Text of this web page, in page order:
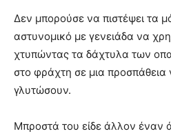
Δεν μπορούσε να πιστέψει τα
αστυνομικό με γενειάδα να
χτυπώντας τα δάχτυλα των
στο φράχτη σε μια
γλυτώσουν.
Μπροστά του είδε άλλον έναν